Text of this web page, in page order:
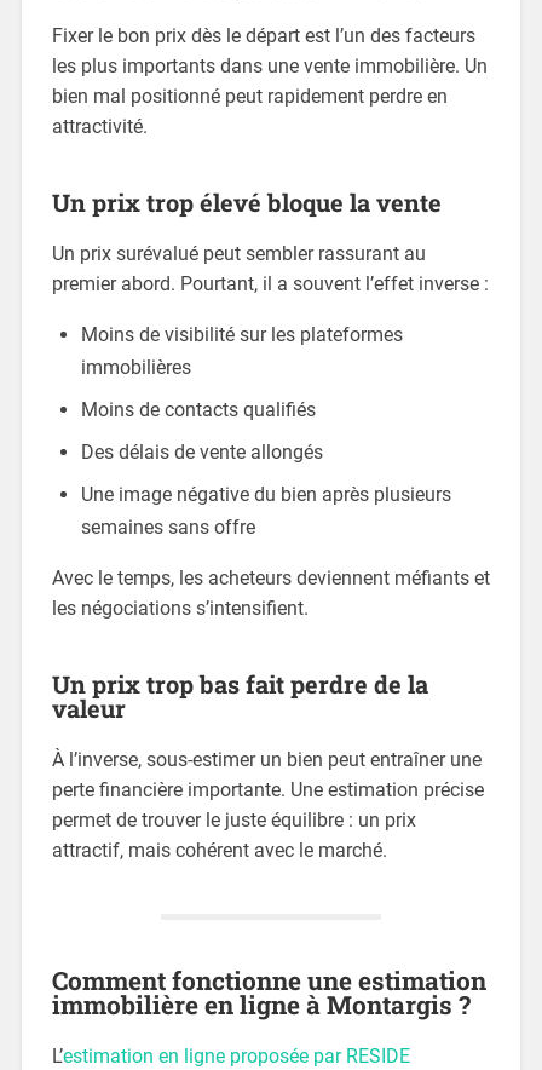
Fixer le bon prix dès le départ est l’un des facteurs
les plus importants dans une vente immobilière. Un
bien mal positionné peut rapidement perdre en
attractivité.
Un prix trop élevé bloque la vente
Un prix surévalué peut sembler rassurant au
premier abord. Pourtant, il a souvent l’effet inverse :
Moins de visibilité sur les plateformes
immobilières
Moins de contacts qualifiés
Des délais de vente allongés
Une image négative du bien après plusieurs
semaines sans offre
Avec le temps, les acheteurs deviennent méfiants et
les négociations s’intensifient.
Un prix trop bas fait perdre de la
valeur
À l’inverse, sous-estimer un bien peut entraîner une
perte financière importante. Une estimation précise
permet de trouver le juste équilibre : un prix
attractif, mais cohérent avec le marché.
Comment fonctionne une estimation
immobilière en ligne à Montargis ?
L’estimation en ligne proposée par RESIDE